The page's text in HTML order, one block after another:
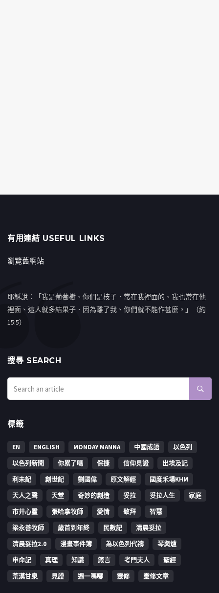
有用連結 USEFUL LINKS
瀏覽舊網站
耶穌說：「我是葡萄樹、你們是枝子．常在我裡面的、我也常在他
裡面、這人就多結果子．因為離了我、你們就不能作甚麼。」（約
15:5）
搜㝷 SEARCH
標籤
EN ENGLISH MONDAY MANNA 中國成語
以色列
以色列新聞
你累了嗎 保捷 信仰見證
出埃及記
利未記
創世記 劉國偉 原文解經
國度禾場KHM
天人之聲
天堂 奇妙的創造 妥拉 妥拉人生
家庭
市井心靈
張哈拿牧師 愛情 敬拜
智慧
梁永善牧師
歳首到年終 民數記
清晨妥拉
清晨妥拉2.0
漫畫事件簿 為以色列代禱
琴與爐
申命記
真理 知識 箴言 考門夫人
聖經
荒漠甘泉
見證 週一嗎哪 靈修 靈修文章